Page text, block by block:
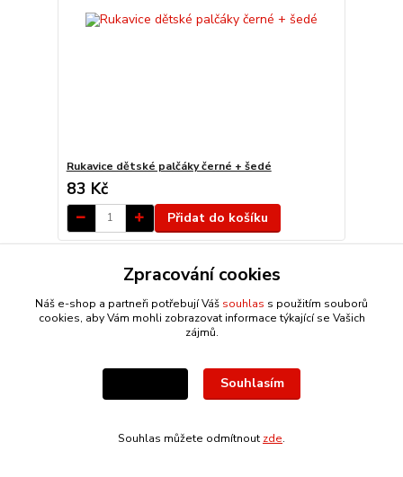
Rukavice dětské palčáky černé + šedé
83 Kč
Přidat do košíku
Zpracování cookies
Náš e-shop a partneři potřebují Váš souhlas s použitím souborů
cookies, aby Vám mohli zobrazovat informace týkající se Vašich
zájmů.
Souhlasím
Souhlas můžete odmítnout zde.